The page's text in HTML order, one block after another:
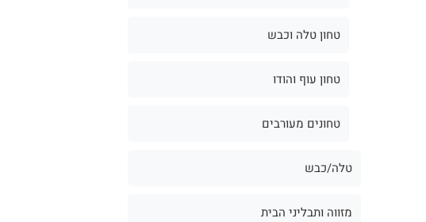
טחון טלה וכבש
טחון עוף והודו
טחונים מעורבים
טלה/כבש
מזווה ותבליני הבית